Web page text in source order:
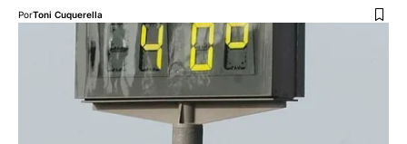
PorToni Cuquerella